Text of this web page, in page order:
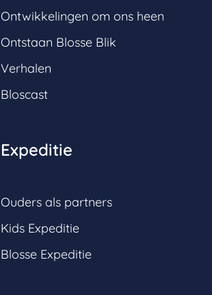
Ontwikkelingen om ons heen
Ontstaan Blosse Blik
Verhalen
Bloscast
Expeditie
Ouders als partners
Kids Expeditie
Blosse Expeditie